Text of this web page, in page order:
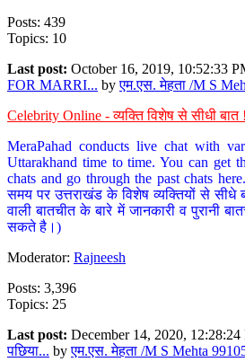
Posts: 439
Topics: 10
Last post: October 16, 2019, 10:52:33
FOR MARRI... byएम.एस. मेहता /M S
Celebrity Online - व्यक्ति विशेष से सीधी बात !
MeraPahad conducts live chat with
Uttarakhand time to time. You can get
chats and go through the past chats
समय पर उत्तराखंड के विशेष व्यक्तियों से सीधे
वाली बातचीत के बारे में जानकारी व पुरानी
सकते है।)
Moderator: Rajneesh
Posts: 3,396
Topics: 25
Last post: December 14, 2020, 12:28:24
पछिया... byएम.एस. मेहता /M S Mehta